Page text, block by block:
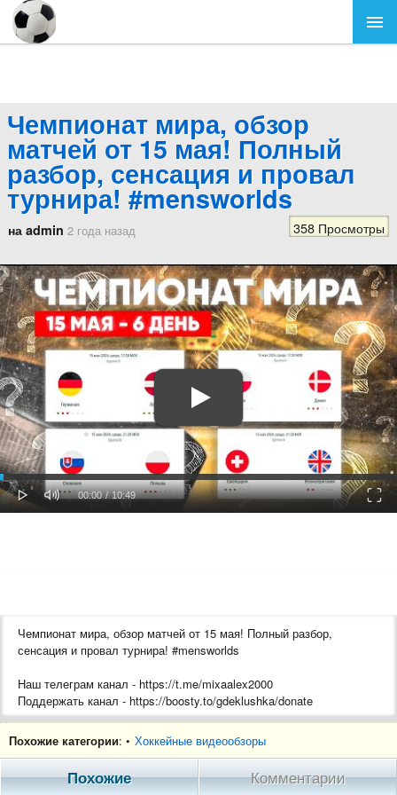
Чемпионат мира, обзор
матчей от 15 мая! Полный
разбор, сенсация и провал
турнира! #mensworlds
на admin 2 года назад 358 Просмотры
Play Mute
Current
00:00 / Duration
10:49
Чемпионат мира, обзор матчей от 15 мая! Полный разбор,
сенсация и провал турнира! #mensworlds
Наш телеграм канал - https://t.me/mixaalex2000
Поддержать канал - https://boosty.to/gdeklushka/donate
00:00 Вступление
03:43 Чехия - Дания
Похожие категории: • Хоккейные видеообзоры
Похожие Комментарии